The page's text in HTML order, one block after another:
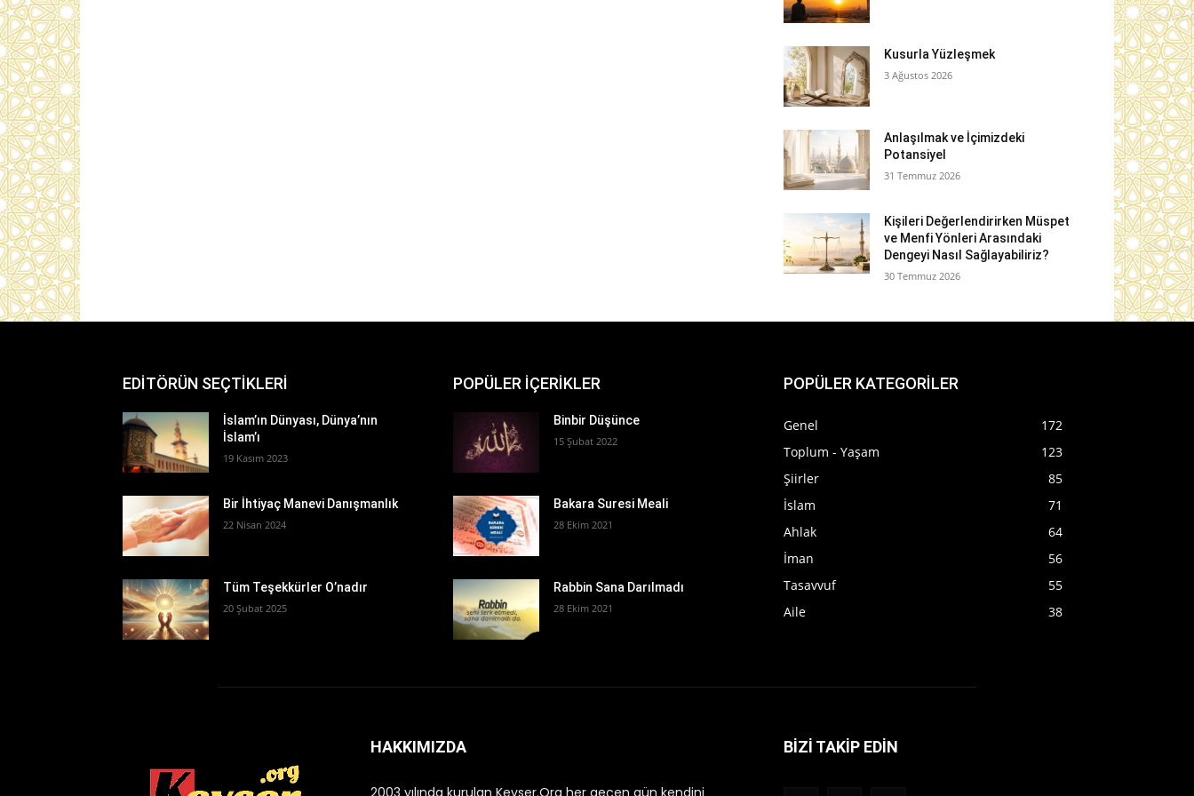
Kusurla Yüzleşmek
3 Ağustos 2026
Anlaşılmak ve İçimizdeki
Potansiyel
31 Temmuz 2026
Kişileri Değerlendirirken Müspet
ve Menfi Yönleri Arasındaki
Dengeyi Nasıl Sağlayabiliriz?
30 Temmuz 2026
EDİTÖRÜN SEÇTİKLERİ
İslam’ın Dünyası, Dünya’nın
İslam’ı
19 Kasım 2023
Bir İhtiyaç Manevi Danışmanlık
22 Nisan 2024
Tüm Teşekkürler O’nadır
20 Şubat 2025
POPÜLER İÇERİKLER
Binbir Düşünce
15 Şubat 2022
Bakara Suresi Meali
28 Ekim 2021
Rabbin Sana Darılmadı
28 Ekim 2021
POPÜLER KATEGORİLER
Genel
172
Toplum - Yaşam
123
Şiirler
85
İslam
71
Ahlak
64
İman
56
Tasavvuf
55
Aile
38
HAKKIMIZDA BİZİ TAKİP EDİN